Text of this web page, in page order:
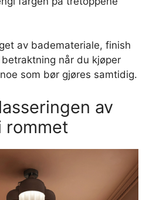
av bademateriale, finish
når du kjøper
som bør gjøres samtidig.
av
rommet